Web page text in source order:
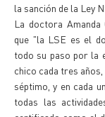
la sanción de la Ley
La doctora Amanda
que "la LSE es el
todo su paso por la
chico cada tres
séptimo, y en cada
todas las